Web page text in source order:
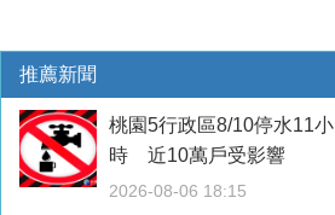
推薦新聞
桃園5行政區8/10停水11小
時 近10萬戶受影響
2026-08-06 18:15